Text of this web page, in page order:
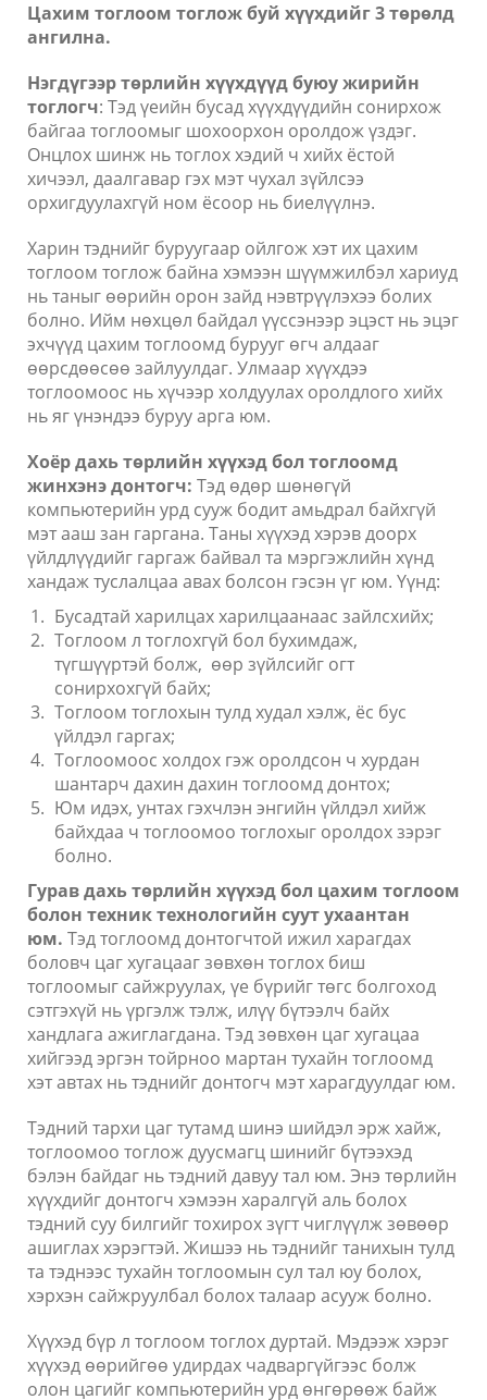
Цахим тоглоом тоглож буй хүүхдийг 3 төрөлд
ангилна.
Нэгдүгээр төрлийн хүүхдүүд буюу жирийн
тоглогч: Тэд үеийн бусад хүүхдүүдийн сонирхож
байгаа тоглоомыг шохоорхон оролдож үздэг.
Онцлох шинж нь тоглох хэдий ч хийх ёстой
хичээл, даалгавар гэх мэт чухал зүйлсээ
орхигдуулахгүй ном ёсоор нь биелүүлнэ.
Харин тэднийг буруугаар ойлгож хэт их цахим
тоглоом тоглож байна хэмээн шүүмжилбэл хариуд
нь таныг өөрийн орон зайд нэвтрүүлэхээ болих
болно. Ийм нөхцөл байдал үүссэнээр эцэст нь эцэг
эхчүүд цахим тоглоомд бурууг өгч алдааг
өөрсдөөсөө зайлуулдаг. Улмаар хүүхдээ
тоглоомоос нь хүчээр холдуулах оролдлого хийх
нь яг үнэндээ буруу арга юм.
Хоёр дахь төрлийн хүүхэд бол тоглоомд
жинхэнэ донтогч: Тэд өдөр шөнөгүй
компьютерийн урд сууж бодит амьдрал байхгүй
мэт ааш зан гаргана. Таны хүүхэд хэрэв доорх
үйлдлүүдийг гаргаж байвал та мэргэжлийн хүнд
хандаж туслалцаа авах болсон гэсэн үг юм. Үүнд:
Бусадтай харилцах харилцаанаас зайлсхийх;
Тоглоом л тоглохгүй бол бухимдаж,
түгшүүртэй болж, өөр зүйлсийг огт
сонирхохгүй байх;
Тоглоом тоглохын тулд худал хэлж, ёс бус
үйлдэл гаргах;
Тоглоомоос холдох гэж оролдсон ч хурдан
шантарч дахин дахин тоглоомд донтох;
Юм идэх, унтах гэхчлэн энгийн үйлдэл хийж
байхдаа ч тоглоомоо тоглохыг оролдох зэрэг
болно.
Гурав дахь төрлийн хүүхэд бол цахим тоглоом
болон техник технологийн суут ухаантан
юм. Тэд тоглоомд донтогчтой ижил харагдах
боловч цаг хугацааг зөвхөн тоглох биш
тоглоомыг сайжруулах, үе бүрийг төгс болгоход
сэтгэхүй нь үргэлж тэлж, илүү бүтээлч байх
хандлага ажиглагдана. Тэд зөвхөн цаг хугацаа
хийгээд эргэн тойрноо мартан тухайн тоглоомд
хэт автах нь тэднийг донтогч мэт харагдуулдаг юм.
Тэдний тархи цаг тутамд шинэ шийдэл эрж хайж,
тоглоомоо тоглож дуусмагц шинийг бүтээхэд
бэлэн байдаг нь тэдний давуу тал юм. Энэ төрлийн
хүүхдийг донтогч хэмээн харалгүй аль болох
тэдний суу билгийг тохирох зүгт чиглүүлж зөвөөр
ашиглах хэрэгтэй. Жишээ нь тэднийг танихын тулд
та тэднээс тухайн тоглоомын сул тал юу болох,
хэрхэн сайжруулбал болох талаар асууж болно.
Хүүхэд бүр л тоглоом тоглох дуртай. Мэдээж хэрэг
хүүхэд өөрийгөө удирдах чадваргүйгээс болж
олон цагийг компьютерийн урд өнгөрөөж байж